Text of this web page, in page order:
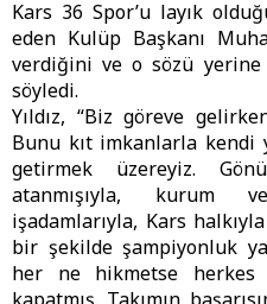
Kars 36 Spor’u layık
eden Kulüp Başkanı
verdiğini ve o sözü yerine
söyledi.
Yıldız, “Biz göreve
Bunu kıt imkanlarla kendi
getirmek üzereyiz.
atanmışıyla, kurum
işadamlarıyla, Kars
bir şekilde şampiyonluk
her ne hikmetse herkes